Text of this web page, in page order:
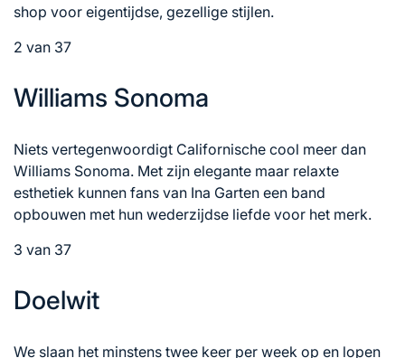
shop voor eigentijdse, gezellige stijlen.
2 van 37
Williams Sonoma
Niets vertegenwoordigt Californische cool meer dan
Williams Sonoma. Met zijn elegante maar relaxte
esthetiek kunnen fans van Ina Garten een band
opbouwen met hun wederzijdse liefde voor het merk.
3 van 37
Doelwit
We slaan het minstens twee keer per week op en lopen